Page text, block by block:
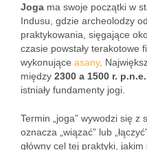
Joga ma swoje początki w
Indusu, gdzie archeolodzy
praktykowania, sięgające
czasie powstały terakotowe
wykonujące asany.
między 2300 a 1500 r. p.n.e.
istniały fundamenty jogi.
Termin „joga” wywodzi się z
oznacza „wiązać” lub
główny cel tej praktyki,